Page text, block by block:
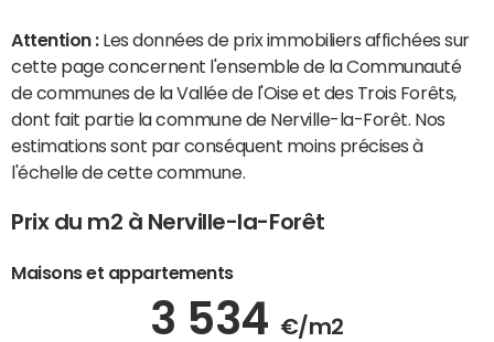
Attention : Les données de prix immobiliers affichées sur
cette page concernent l'ensemble de la Communauté
de communes de la Vallée de l'Oise et des Trois Forêts,
dont fait partie la commune de Nerville-la-Forêt. Nos
estimations sont par conséquent moins précises à
l'échelle de cette commune.
Prix du m2 à Nerville-la-Forêt
Maisons et appartements
3 534 €/m2